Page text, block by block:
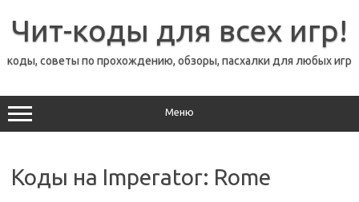
содержимому
Чит-коды для всех игр!
коды, советы по прохождению, обзоры, пасхалки для любых игр
Меню
Коды на Imperator: Rome